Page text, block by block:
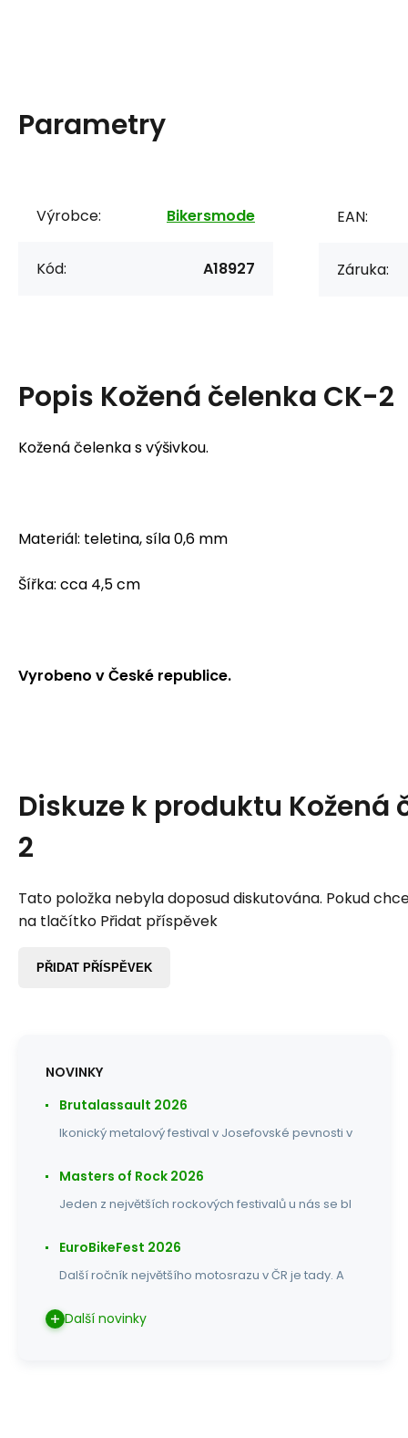
Parametry
Výrobce: Bikersmode
Kód: A18927
EAN:
Záruka:
Popis Kožená čelenka CK-2
Kožená čelenka s výšivkou.
Materiál: teletina, síla 0,6 mm
Šířka: cca 4,5 cm
Vyrobeno v České republice.
Diskuze k produktu Kožená
2
Tato položka nebyla doposud diskutována. Pokud
na tlačítko Přidat příspěvek
PŘIDAT PŘÍSPĚVEK
NOVINKY
Brutalassault 2026
Ikonický metalový festival v Josefovské pevnosti v
Masters of Rock 2026
Jeden z největších rockových festivalů u nás se bl
EuroBikeFest 2026
Další ročník největšího motosrazu v ČR je tady. A
Další novinky